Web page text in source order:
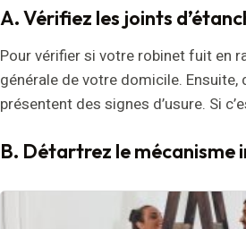
A. Vérifiez les joints
Pour vérifier si votre robinet fuit en
générale de votre domicile.
présentent des signes d’usure. Si
B. Détartrez le mécanisme